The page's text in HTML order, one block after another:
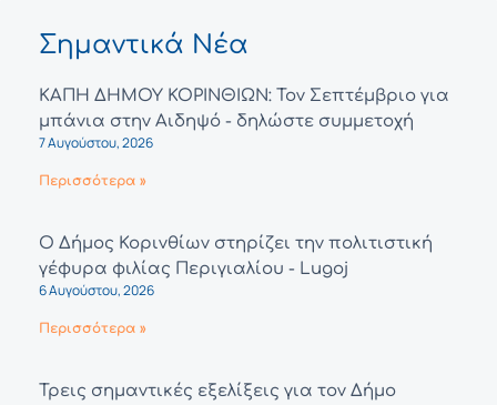
Σημαντικά Νέα
ΚΑΠΗ ΔΗΜΟΥ ΚΟΡΙΝΘΙΩΝ: Τον Σεπτέμβριο για
μπάνια στην Αιδηψό - δηλώστε συμμετοχή
7 Αυγούστου, 2026
Περισσότερα »
Ο Δήμος Κορινθίων στηρίζει την πολιτιστική
γέφυρα φιλίας Περιγιαλίου - Lugoj
6 Αυγούστου, 2026
Περισσότερα »
Τρεις σημαντικές εξελίξεις για τον Δήμο